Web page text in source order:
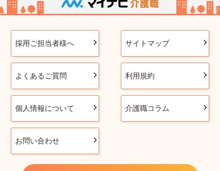
採用ご担当者様へ サイトマップ
よくあるご質問 利用規約
個人情報について 介護職コラム
お問い合わせ